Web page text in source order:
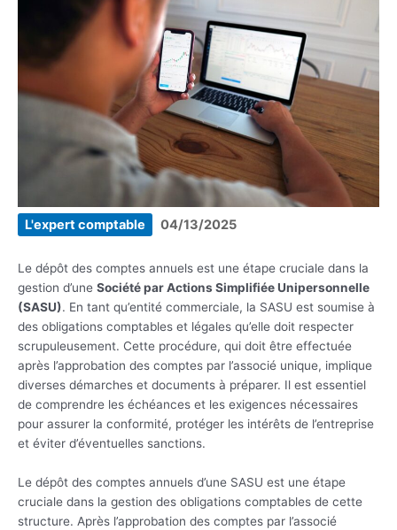
L'expert comptable 04/13/2025
Le dépôt des comptes annuels est une étape cruciale dans la
gestion d’une Société par Actions Simplifiée Unipersonnelle
(SASU). En tant qu’entité commerciale, la SASU est soumise à
des obligations comptables et légales qu’elle doit respecter
scrupuleusement. Cette procédure, qui doit être effectuée
après l’approbation des comptes par l’associé unique, implique
diverses démarches et documents à préparer. Il est essentiel
de comprendre les échéances et les exigences nécessaires
pour assurer la conformité, protéger les intérêts de l’entreprise
et éviter d’éventuelles sanctions.
Le dépôt des comptes annuels d’une SASU est une étape
cruciale dans la gestion des obligations comptables de cette
structure. Après l’approbation des comptes par l’associé